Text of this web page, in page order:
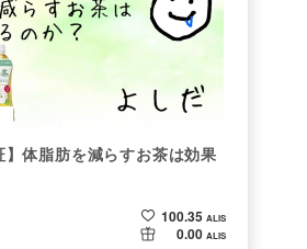
】体脂肪を減らすお茶は効果
100.35 ALIS
0.00 ALIS